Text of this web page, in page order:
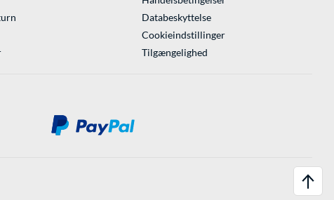
Databeskyttelse
Cookieindstillinger
Tilgængelighed